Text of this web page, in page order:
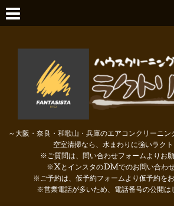
～大阪・奈良・和歌山・兵庫のエアコンクリーニン
空室清掃なら、水まわりに強いラク
※ご質問は、問い合わせフォームよりお願
※XとインスタのDMでのお問い合わせ
※ご予約は、仮予約フォームより仮予約をお
※営業電話が多いため、電話番号の公開は